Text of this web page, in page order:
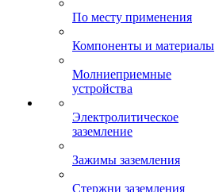
По месту применения
Компоненты и материалы
Молниеприемные
устройства
Электролитическое
заземление
Зажимы заземления
Стержни заземления